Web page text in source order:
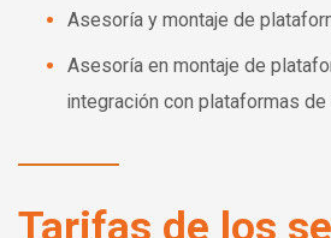
Asesoría y montaje de
Asesoría en montaje de
integración con plataformas
Tarifas de los